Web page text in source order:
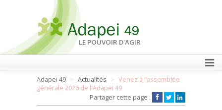
LE POUVOIR D'AGIR
FAIRE UN DON
Adapei 49 Actualités
Venez à l’assemblée
générale 2026 de l'Adapei 49
Partager cette page :